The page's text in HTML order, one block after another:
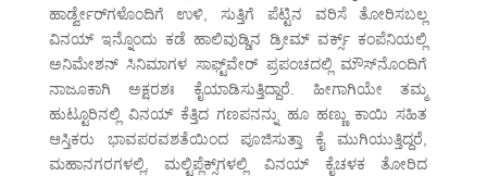
ಹಾರ್ಡ್ವೇರ್‌ಗಳೊಂದಿಗೆ ಉಳಿ, ಸುತ್ತಿಗೆ ಪೆಟ್ಟಿನ ವರಿಸೆ ತೋರಿಸಬಲ್ಲ
ವಿನಯ್ ಇನ್ನೊಂದು ಕಡೆ ಹಾಲಿವುಡ್ಡಿನ ಡ್ರೀಮ್ ವರ್ಕ್ಸ್ ಕಂಪೆನಿಯಲ್ಲಿ
ಅನಿಮೇಶನ್ ಸಿನಿಮಾಗಳ ಸಾಫ್ಟ್‌ವೇರ್ ಪ್ರಪಂಚದಲ್ಲಿ ಮೌಸ್‌ನೊಂದಿಗೆ
ನಾಜೂಕಾಗಿ ಅಕ್ಷರಶಃ ಕೈಯಾಡಿಸುತ್ತಿದ್ದಾರೆ. ಹೀಗಾಗಿಯೇ ತಮ್ಮ
ಹುಟ್ಟೂರಿನಲ್ಲಿ ವಿನಯ್ ಕೆತ್ತಿದ ಗಣಪನನ್ನು ಹೂ ಹಣ್ಣು ಕಾಯಿ ಸಹಿತ
ಆಸ್ತಿಕರು ಭಾವಪರವಶತೆಯಿಂದ ಪೂಜಿಸುತ್ತಾ ಕೈ ಮುಗಿಯುತ್ತಿದ್ದರೆ,
ಮಹಾನಗರಗಳಲ್ಲಿ, ಮಲ್ಟಿಪ್ಲೆಕ್ಸ್‌ಗಳಲ್ಲಿ ವಿನಯ್ ಕೈಚಳಕ ತೋರಿದ